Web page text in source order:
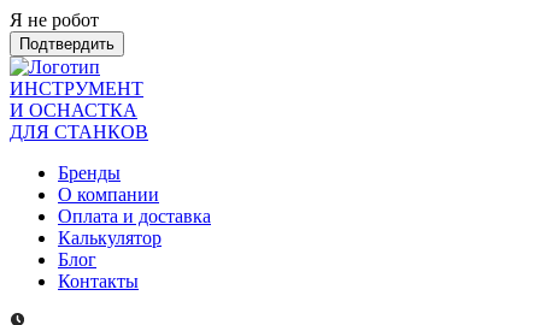
Я не робот
Подтвердить
ИНСТРУМЕНТ
И ОСНАСТКА
ДЛЯ СТАНКОВ
Бренды
О компании
Оплата и доставка
Калькулятор
Блог
Контакты